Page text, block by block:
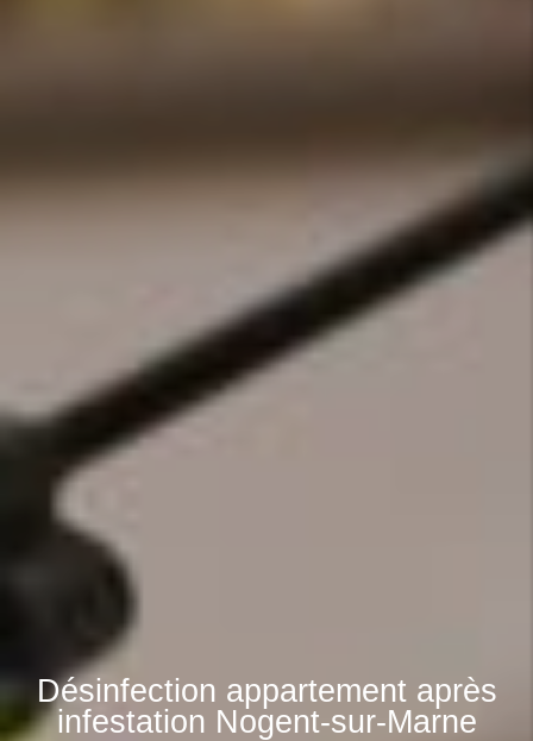
Désinfection appartement après
infestation Nogent-sur-Marne